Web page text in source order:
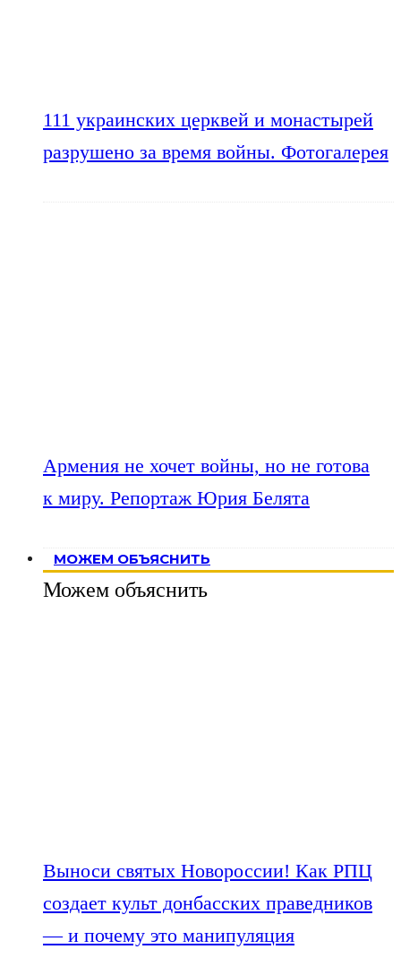
111 украинских церквей и монастырей
разрушено за время войны. Фотогалерея
Армения не хочет войны, но не готова
к миру. Репортаж Юрия Белята
МОЖЕМ ОБЪЯСНИТЬ
Можем объяснить
Выноси святых Новороссии! Как РПЦ
создает культ донбасских праведников
— и почему это манипуляция